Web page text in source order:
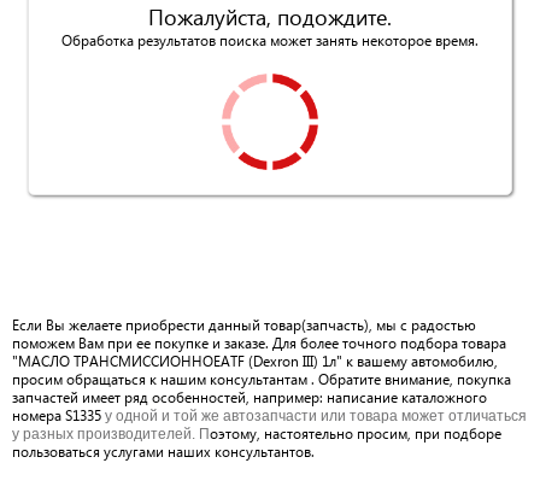
Пожалуйста, подождите.
Обработка результатов поиска может занять некоторое время.
Если Вы желаете приобрести данный товар(запчасть), мы с радостью
поможем Вам при ее покупке и заказе. Для более точного подбора товара
"МАСЛО ТРАНСМИССИОННОЕATF (Dexron III) 1л" к вашему автомобилю,
просим обращаться к нашим консультантам . Обратите внимание, покупка
запчастей имеет ряд особенностей, например: написание каталожного
номера S1335 у одной и той же автозапчасти или товара может отличаться
у разных производителей. Поэтому, настоятельно просим, при подборе
пользоваться услугами наших консультантов.